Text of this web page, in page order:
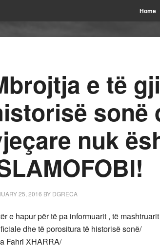
Home
e të
sonë
nuk
25, 2016 BY DGRECA
e hapur për të pa informuarit , të
dhe të porositura të historisë sonë/
Fahri XHARRA/